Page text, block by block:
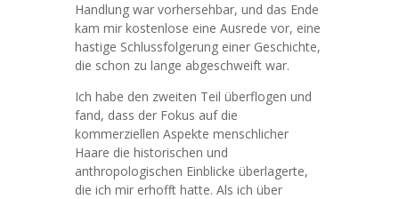
Handlung war vorhersehbar, und das Ende
kam mir kostenlose eine Ausrede vor, eine
hastige Schlussfolgerung einer Geschichte,
die schon zu lange abgeschweift war.
Ich habe den zweiten Teil überflogen und
fand, dass der Fokus auf die
kommerziellen Aspekte menschlicher
Haare die historischen und
anthropologischen Einblicke überlagerte,
die ich mir erhofft hatte. Als ich über